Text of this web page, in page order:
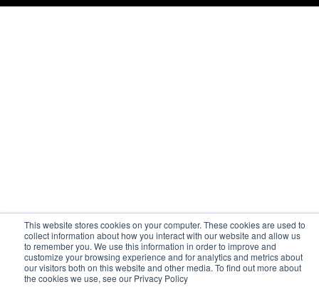
This website stores cookies on your computer. These cookies are used to
collect information about how you interact with our website and allow us
to remember you. We use this information in order to improve and
customize your browsing experience and for analytics and metrics about
our visitors both on this website and other media. To find out more about
the cookies we use, see our Privacy Policy